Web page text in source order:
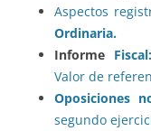
Aspectos
Ordinaria.
Informe
Valor de
Oposiciones
segundo